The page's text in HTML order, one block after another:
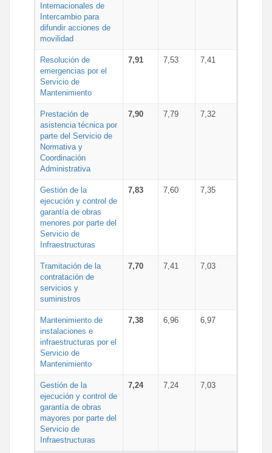
Internacionales de
Intercambio para
difundir acciones de
movilidad
Resolución de
emergencias por el
Servicio de
Mantenimiento
7,91 7,53 7,41
Prestación de
asistencia técnica por
parte del Servicio de
Normativa y
Coordinación
Administrativa
7,90 7,79 7,32
Gestión de la
ejecución y control de
garantía de obras
menores por parte del
Servicio de
Infraestructuras
7,83 7,60 7,35
Tramitación de la
contratación de
servicios y
suministros
7,70 7,41 7,03
Mantenimiento de
instalaciones e
infraestructuras por el
Servicio de
Mantenimiento
7,38 6,96 6,97
Gestión de la
ejecución y control de
garantía de obras
mayores por parte del
Servicio de
Infraestructuras
7,24 7,24 7,03